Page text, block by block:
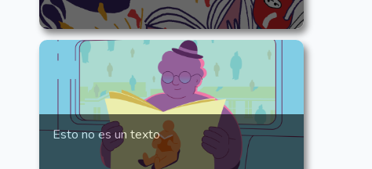
Esto no es un texto